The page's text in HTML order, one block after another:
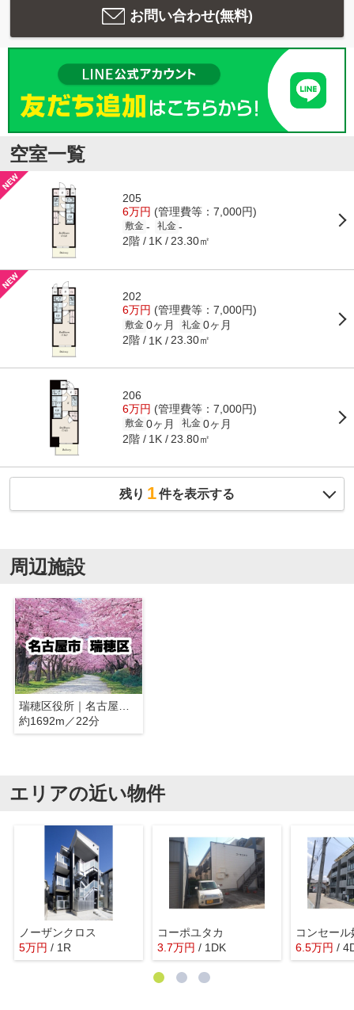
お問い合わせ(無料)
空室一覧
205
6万円 (管理費等：7,000円)
敷金 - 礼金 -
2階 1K 23.30㎡
202
6万円 (管理費等：7,000円)
敷金 0ヶ月 礼金 0ヶ月
2階 1K 23.30㎡
206
6万円 (管理費等：7,000円)
敷金 0ヶ月 礼金 0ヶ月
2階 1K 23.80㎡
残り 1件を表示する
周辺施設
約1692m／22分
エリアの近い物件
ノーザンクロス
5万円 / 1R
コーポユタカ
3.7万円 / 1DK
コンセール
6.5万円 /